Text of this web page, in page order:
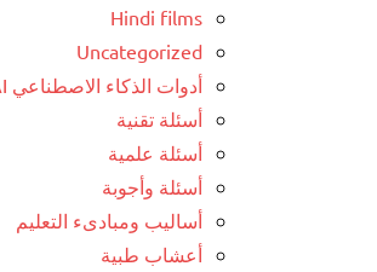
Hindi films
Uncategorized
أدوات الذكاء الاصطناعي AI
أسئلة تقنية
أسئلة علمية
أسئلة وأجوبة
أساليب ومبادىء التعليم
أعشاب طبية